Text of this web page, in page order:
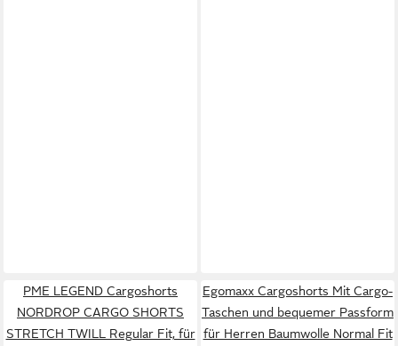
PME LEGEND Cargoshorts
NORDROP CARGO SHORTS
STRETCH TWILL Regular Fit, für
Egomaxx Cargoshorts Mit Cargo-
Taschen und bequemer Passform
für Herren Baumwolle Normal Fit